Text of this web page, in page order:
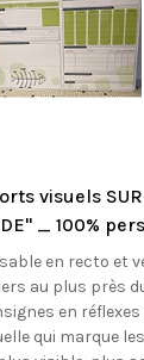
visuels
_ 100%
en recto et
au plus près
en réflexes
qui marque